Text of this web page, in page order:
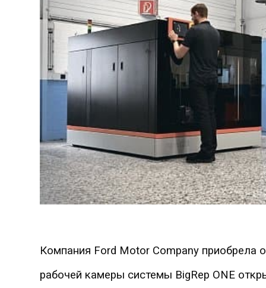
Компания Ford Motor Company приобрела
рабочей камеры системы BigRep ONE